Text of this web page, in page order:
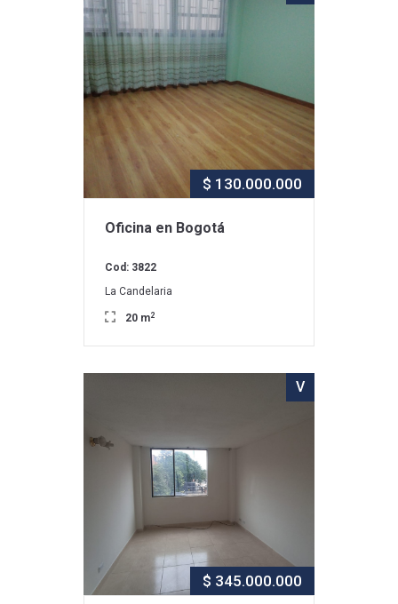
$ 130.000.000
Oficina en Bogotá
Cod: 3822
La Candelaria
20 m2
V
$ 345.000.000